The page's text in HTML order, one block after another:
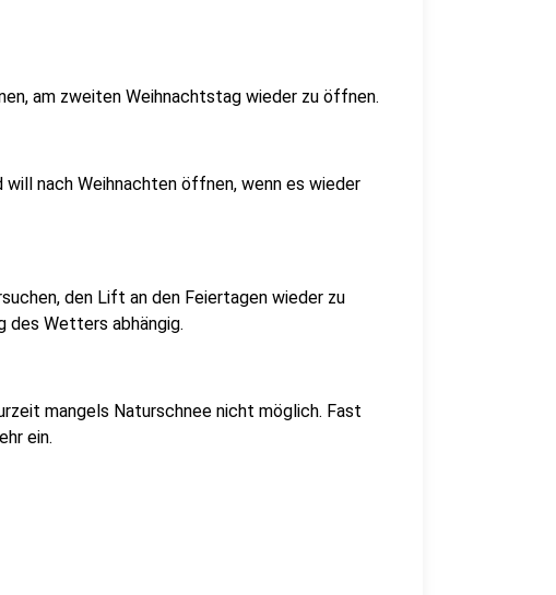
am zweiten Weihnachtstag wieder zu öffnen.
will nach Weihnachten öffnen, wenn es wieder
den Lift an den Feiertagen wieder zu
des Wetters abhängig.
mangels Naturschnee nicht möglich. Fast
ein.